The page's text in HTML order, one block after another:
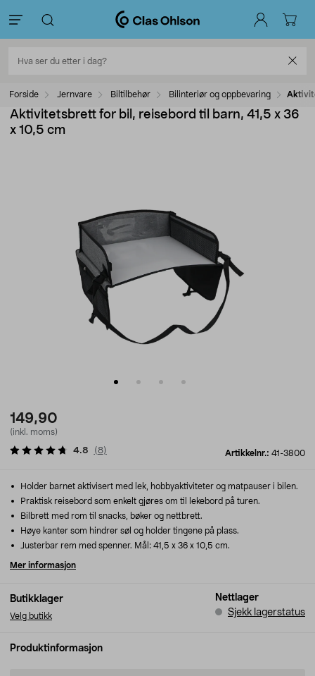
Forside Jernvare Biltilbehør Bilinteriør og oppbevaring
Aktivitetsbrett for bil, reisebord til barn, 41,5 x 36
x 10,5 cm
149,90
(inkl. moms)
Artikkelnr.: 41-3800
4.8 (8)
Butikklager
Velg butikk
Nettlager
Sjekk lagerstatus
Holder barnet aktivisert med lek, hobbyaktiviteter og matpauser i bilen.
Praktisk reisebord som enkelt gjøres om til lekebord på turen.
Bilbrett med rom til snacks, bøker og nettbrett.
Høye kanter som hindrer søl og holder tingene på plass.
Justerbar rem med spenner. Mål: 41,5 x 36 x 10,5 cm.
Mer informasjon
Produktinformasjon